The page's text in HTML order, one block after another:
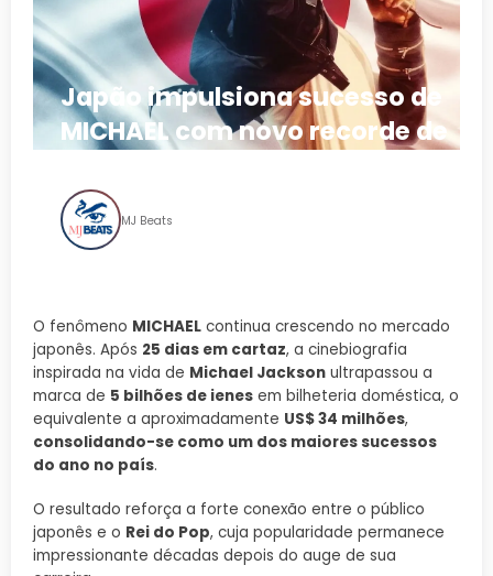
Japão impulsiona sucesso de
MICHAEL com novo recorde de
MJ Beats
O fenômeno MICHAEL continua crescendo no mercado
japonês. Após 25 dias em cartaz, a cinebiografia
inspirada na vida de Michael Jackson ultrapassou a
marca de 5 bilhões de ienes em bilheteria doméstica, o
equivalente a aproximadamente US$ 34 milhões,
consolidando-se como um dos maiores sucessos
do ano no país.
O resultado reforça a forte conexão entre o público
japonês e o Rei do Pop, cuja popularidade permanece
impressionante décadas depois do auge de sua